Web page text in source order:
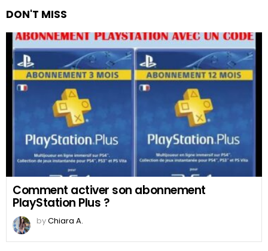
DON'T MISS
Comment activer son abonnement
PlayStation Plus ?
byChiara A.